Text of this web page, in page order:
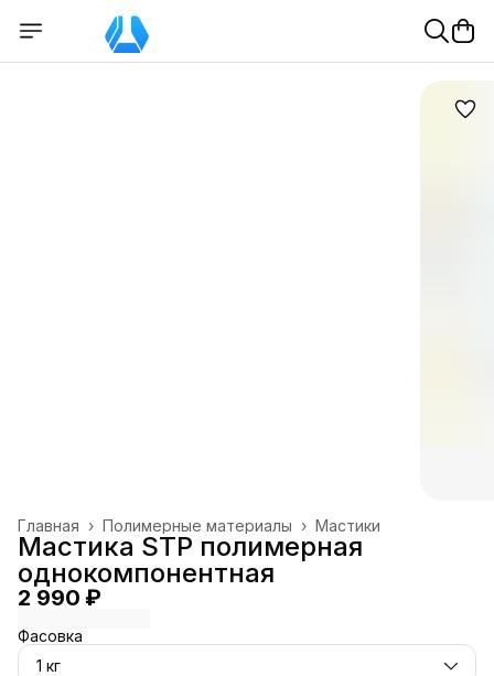
Мастики
Полимерные материалы ›
Главная ›
Мастика STP полимерная
однокомпонентная
2 990 ₽
Фасовка
1 кг